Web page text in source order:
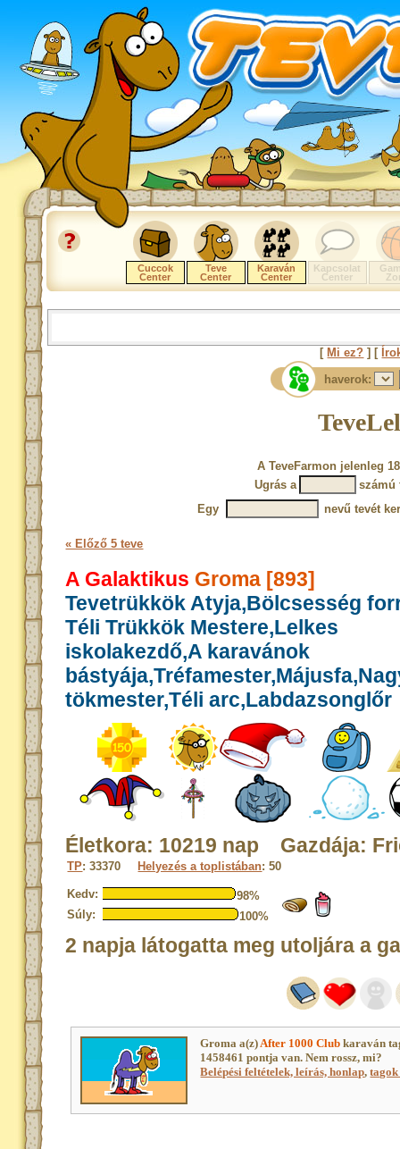
Cuccok
Center
Teve
Center
Karaván
Center
Kapcsolat
Center
[ Mi ez? ] [
haverok:
A TeveFarmon jelenleg
Ugrás a
számú
Egy
nevű tevét
« Előző 5 teve
A Galaktikus Groma [893]
Tevetrükkök Atyja,Bölcsesség
Téli Trükkök Mestere,Lelkes
iskolakezdő,A karavánok
tökmester,Téli arc,Labdazsonglőr
Életkora: 10219 nap Gazdája:
TP: 33370 Helyezés a toplistában: 50
Kedv:
98%
Súly:
100%
2 napja látogatta meg utoljára a
Groma a(z)After 1000 Club karaván
1458461 pontja van. Nem rossz, mi?
Belépési feltételek, leírás, honlap,